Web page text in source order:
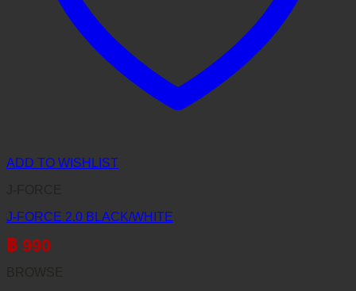
ADD TO WISHLIST
J-FORCE 2.0 BLACK/WHITE
฿ 990